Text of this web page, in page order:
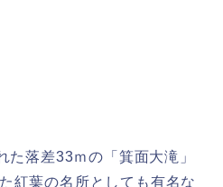
た落差33ｍの「箕面大滝」
紅葉の名所としても有名な